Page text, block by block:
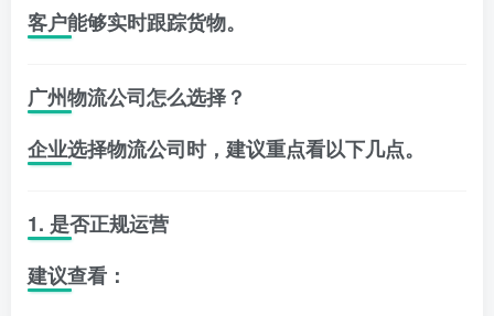
客户能够实时跟踪货物。
广州物流公司怎么选择？
企业选择物流公司时，建议重点看以下几点。
1. 是否正规运营
建议查看：